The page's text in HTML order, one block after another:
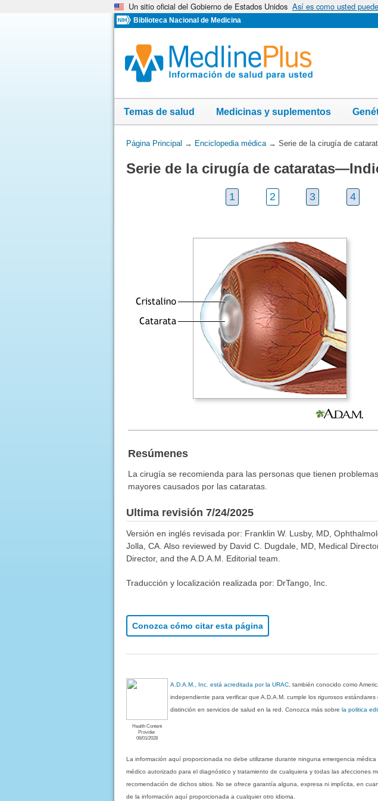
Un sitio oficial del Gobierno de Estados Unidos Así es como usted
Biblioteca Nacional de Medicina
Temas de salud Medicinas y suplementos
Usted
aquí:
Página Principal → Enciclopedia médica→ Serie de la cirugía de
Serie de la cirugía de
1 2 3 4
Resúmenes
La cirugía se recomienda para las personas que tienen
mayores causados por las cataratas.
Ultima revisión 7/24/2025
Versión en inglés revisada por: Franklin W. Lusby, MD,
Jolla, CA. Also reviewed by David C. Dugdale, MD, Medical
Director, and the A.D.A.M. Editorial team.
Traducción y localización realizada por: DrTango, Inc.
Conozca cómo citar esta página
Health Content
Provider
06/01/2028
A.D.A.M., Inc. está acreditada por la URAC , también conocido como
independiente para verificar que A.D.A.M. cumple los rigurosos
distinción en servicios de salud en la red. Conozca más sobrela politica
La información aquí proporcionada no debe utilizarse durante ninguna emergencia
médico autorizado para el diagnóstico y tratamiento de cualquiera y todas las afecciones
recomendación de dichos sitios. No se ofrece garantía alguna, expresa ni implícita, en
de la información aquí proporcionada a cualquier otro idioma.